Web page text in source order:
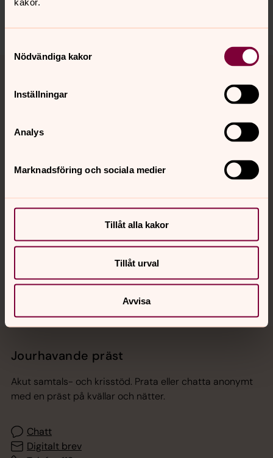
Nödvändiga kakor
Inställningar
Analys
Marknadsföring och sociala medier
Tillåt alla kakor
Tillåt urval
Avvisa
Tillbaka till toppen
Tillbaka till innehållet
Kalender
Hitta snabbt
Jourhavande präst
Akut samtals- och krisstöd. Prata eller chatta anonymt
med en präst på kvällar och nätter.
Chatt
Digitalt brev